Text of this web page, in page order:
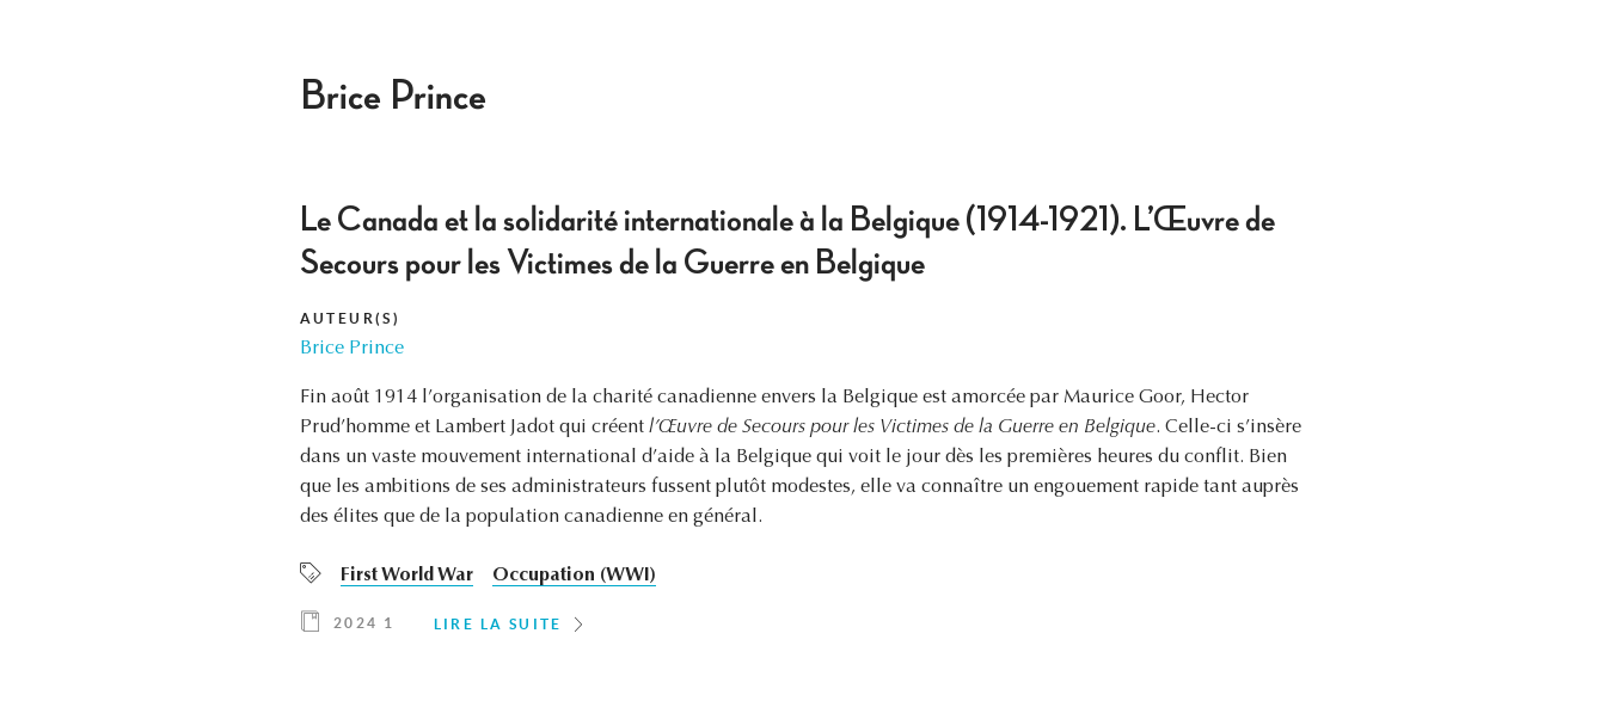
Brice Prince
Le Canada et la solidarité internationale à la Belgique (1914-1921). L’Œuvre de
Secours pour les Victimes de la Guerre en Belgique
AUTEUR(S)
Brice Prince
Fin août 1914 l’organisation de la charité canadienne envers la Belgique est amorcée par Maurice Goor, Hector
Prud’homme et Lambert Jadot qui créent l’Œuvre de Secours pour les Victimes de la Guerre en Belgique. Celle-ci s’insère
dans un vaste mouvement international d’aide à la Belgique qui voit le jour dès les premières heures du conflit. Bien
que les ambitions de ses administrateurs fussent plutôt modestes, elle va connaître un engouement rapide tant auprès
des élites que de la population canadienne en général.
First World War Occupation (WWI)
2024 1 LIRE LA SUITE